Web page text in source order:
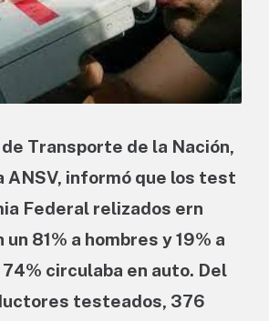
Transporte de la Nación,
ANSV, informó que los test
Federal relizados ern
81% a hombres y 19% a
circulaba en auto. Del
testeados, 376